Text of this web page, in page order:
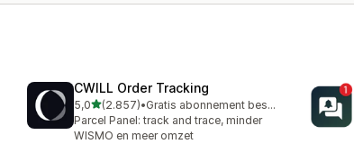
CWILL Order Tracking
5,0van 5 sterren
(2.857)
2857 recensies in totaal
•
Gratis abonnement beschikbaar
Parcel Panel: track and trace, minder
WISMO en meer omzet